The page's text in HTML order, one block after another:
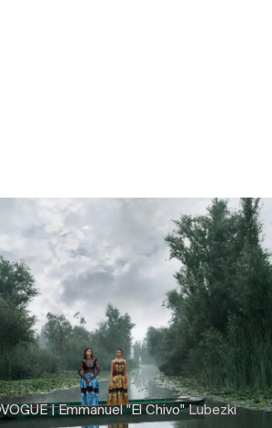
VOGUE | Emmanuel "El Chivo" Lubezki